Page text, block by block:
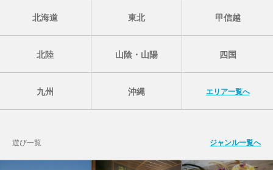
北海道 東北 甲信越
北陸 山陰・山陽 四国
九州 沖縄 エリア一覧へ
遊び一覧 ジャンル一覧へ